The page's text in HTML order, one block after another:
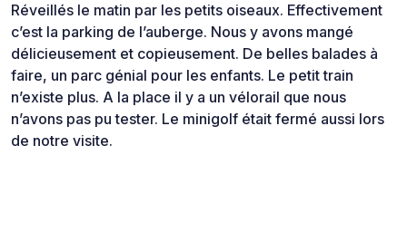
Réveillés le matin par les petits oiseaux. Effectivement
c’est la parking de l’auberge. Nous y avons mangé
délicieusement et copieusement. De belles balades à
faire, un parc génial pour les enfants. Le petit train
n’existe plus. A la place il y a un vélorail que nous
n’avons pas pu tester. Le minigolf était fermé aussi lors
de notre visite.